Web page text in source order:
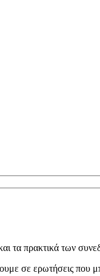
τα πρακτικά των
σε ερωτήσεις που